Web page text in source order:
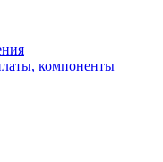
компоненты